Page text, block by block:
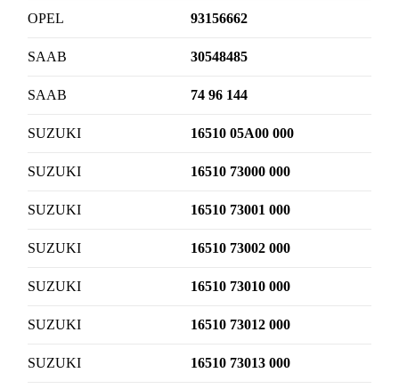
OPEL 93156662
SAAB 30548485
SAAB 74 96 144
SUZUKI 16510 05A00 000
SUZUKI 16510 73000 000
SUZUKI 16510 73001 000
SUZUKI 16510 73002 000
SUZUKI 16510 73010 000
SUZUKI 16510 73012 000
SUZUKI 16510 73013 000